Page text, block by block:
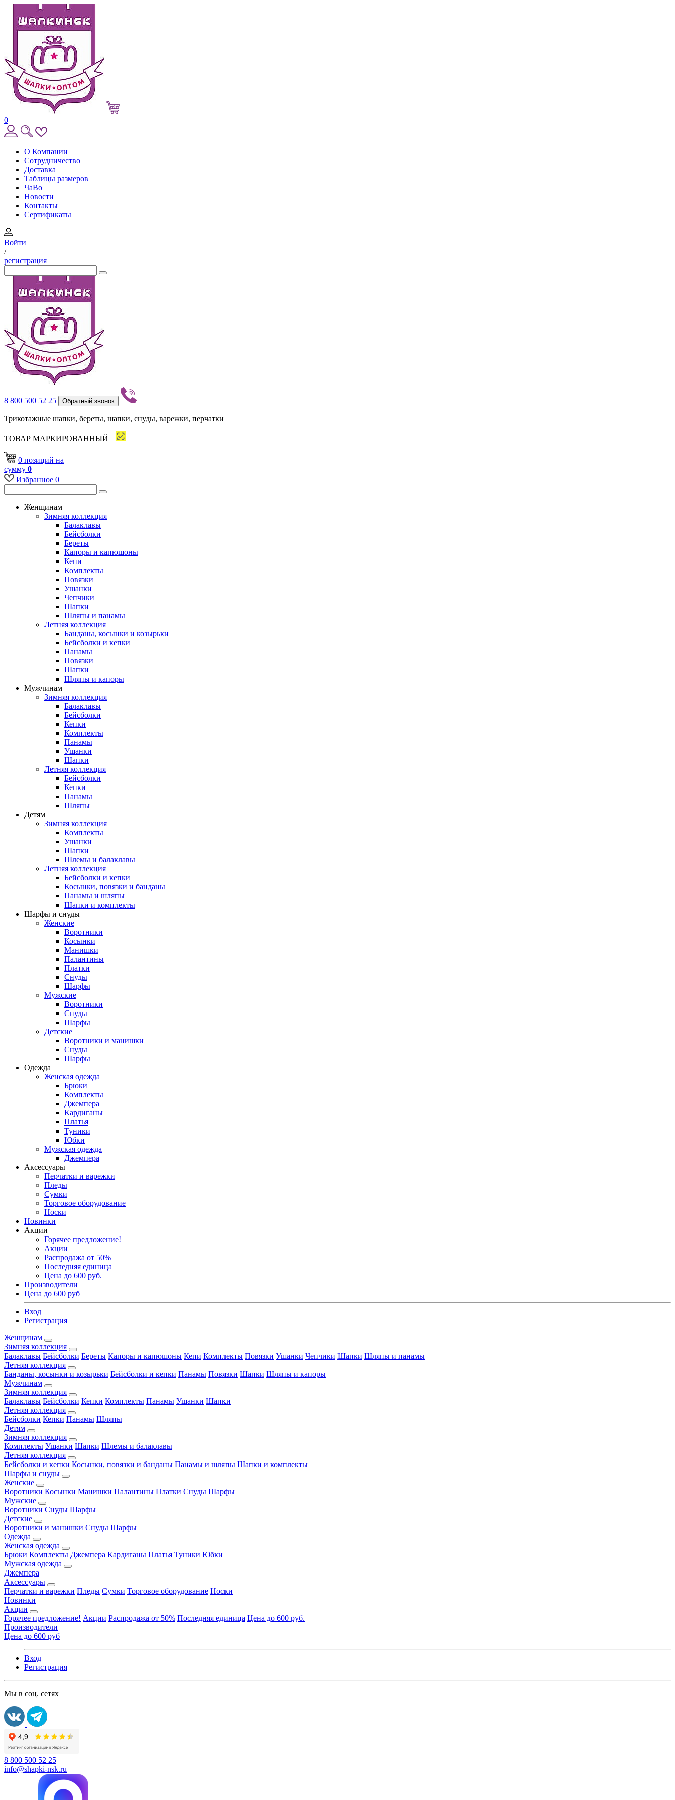
0
О Компании
Сотрудничество
Доставка
Таблицы размеров
ЧаВо
Новости
Контакты
Сертификаты
Войти
/
регистрация
8 800 500 52 25 Обратный звонок
Трикотажные шапки, береты, шапки, снуды, варежки, перчатки
ТОВАР МАРКИРОВАННЫЙ
0 позиций на
сумму 0
Избранное 0
Женщинам
Зимняя коллекция
Балаклавы
Бейсболки
Береты
Капоры и капюшоны
Кепи
Комплекты
Повязки
Ушанки
Чепчики
Шапки
Шляпы и панамы
Летняя коллекция
Банданы, косынки и козырьки
Бейсболки и кепки
Панамы
Повязки
Шапки
Шляпы и капоры
Мужчинам
Зимняя коллекция
Балаклавы
Бейсболки
Кепки
Комплекты
Панамы
Ушанки
Шапки
Летняя коллекция
Бейсболки
Кепки
Панамы
Шляпы
Детям
Зимняя коллекция
Комплекты
Ушанки
Шапки
Шлемы и балаклавы
Летняя коллекция
Бейсболки и кепки
Косынки, повязки и банданы
Панамы и шляпы
Шапки и комплекты
Шарфы и снуды
Женские
Воротники
Косынки
Манишки
Палантины
Платки
Снуды
Шарфы
Мужские
Воротники
Снуды
Шарфы
Детские
Воротники и манишки
Снуды
Шарфы
Одежда
Женская одежда
Брюки
Комплекты
Джемпера
Кардиганы
Платья
Туники
Юбки
Мужская одежда
Джемпера
Аксессуары
Перчатки и варежки
Пледы
Сумки
Торговое оборудование
Носки
Новинки
Акции
Горячее предложение!
Акции
Распродажа от 50%
Последняя единица
Цена до 600 руб.
Производители
Цена до 600 руб
Вход
Регистрация
Женщинам
Зимняя коллекция
Балаклавы Бейсболки Береты Капоры и капюшоны Кепи Комплекты Повязки Ушанки Чепчики Шапки Шляпы и панамы
Летняя коллекция
Банданы, косынки и козырьки Бейсболки и кепки Панамы Повязки Шапки Шляпы и капоры
Мужчинам
Зимняя коллекция
Балаклавы Бейсболки Кепки Комплекты Панамы Ушанки Шапки
Летняя коллекция
Бейсболки Кепки Панамы Шляпы
Детям
Зимняя коллекция
Комплекты Ушанки Шапки Шлемы и балаклавы
Летняя коллекция
Бейсболки и кепки Косынки, повязки и банданы Панамы и шляпы Шапки и комплекты
Шарфы и снуды
Женские
Воротники Косынки Манишки Палантины Платки Снуды Шарфы
Мужские
Воротники Снуды Шарфы
Детские
Воротники и манишки Снуды Шарфы
Одежда
Женская одежда
Брюки Комплекты Джемпера Кардиганы Платья Туники Юбки
Мужская одежда
Джемпера
Аксессуары
Перчатки и варежки Пледы Сумки Торговое оборудование Носки
Новинки
Акции
Горячее предложение! Акции Распродажа от 50% Последняя единица Цена до 600 руб.
Производители
Цена до 600 руб
Вход
Регистрация
Мы в соц. сетях
8 800 500 52 25
info@shapki-nsk.ru